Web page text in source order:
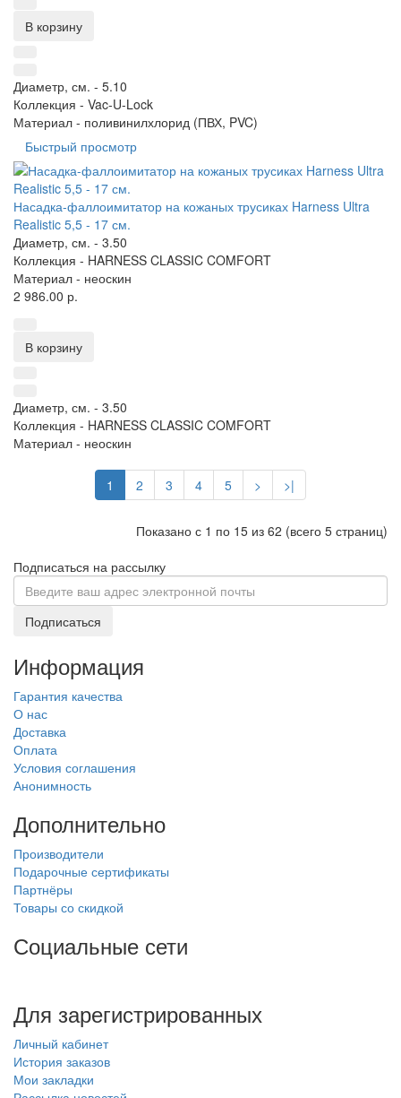
В корзину
Диаметр, см. - 5.10
Коллекция - Vac-U-Lock
Материал - поливинилхлорид (ПВХ, PVC)
Быстрый просмотр
Насадка-фаллоимитатор на кожаных трусиках Harness Ultra
Realistic 5,5 - 17 см.
Диаметр, см. - 3.50
Коллекция - HARNESS CLASSIC COMFORT
Материал - неоскин
2 986.00 р.
В корзину
Диаметр, см. - 3.50
Коллекция - HARNESS CLASSIC COMFORT
Материал - неоскин
1 2 3 4 5 > >|
Показано с 1 по 15 из 62 (всего 5 страниц)
Подписаться на рассылку
Подписаться
Информация
Гарантия качества
О нас
Доставка
Оплата
Условия соглашения
Анонимность
Дополнительно
Производители
Подарочные сертификаты
Партнёры
Товары со скидкой
Социальные сети
Для зарегистрированных
Личный кабинет
История заказов
Мои закладки